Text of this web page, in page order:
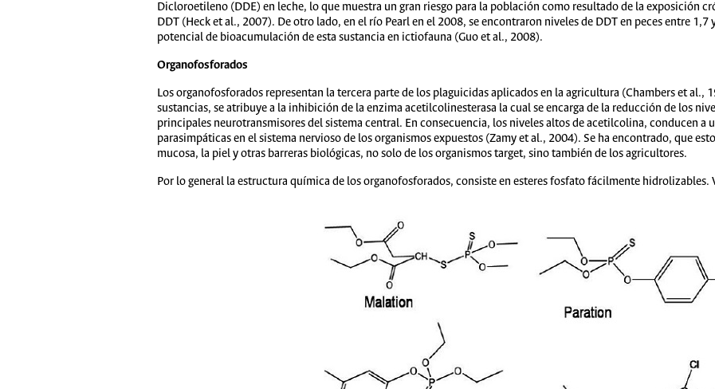
Dicloroetileno (DDE) en leche, lo que muestra un gran riesgo para la población como resultado de la exposición
DDT (Heck et al., 2007). De otro lado, en el río Pearl en el 2008, se encontraron niveles de DDT en peces entre
potencial de bioacumulación de esta sustancia en ictiofauna (Guo et al., 2008).
Organofosforados
Los organofosforados representan la tercera parte de los plaguicidas aplicados en la agricultura (Chambers et al.,
sustancias, se atribuye a la inhibición de la enzima acetilcolinesterasa la cual se encarga de la reducción de los
principales neurotransmisores del sistema central. En consecuencia, los niveles altos de acetilcolina, conducen a
parasimpáticas en el sistema nervioso de los organismos expuestos (Zamy et al., 2004). Se ha encontrado, que
mucosa, la piel y otras barreras biológicas, no solo de los organismos target, sino también de los agricultores.
Por lo general la estructura química de los organofosforados, consiste en esteres fosfato fácilmente hidrolizables.